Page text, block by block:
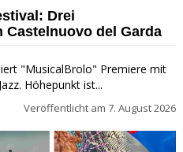
Drei
Castelnuovo del Garda
"MusicalBrolo" Premiere mit
Höhepunkt ist...
Veröffentlicht am 7. August 2026